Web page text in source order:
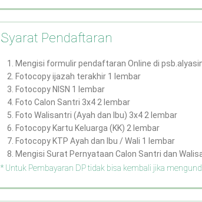
Syarat Pendaftaran
Mengisi formulir pendaftaran Online di
Fotocopy ijazah terakhir 1 lembar
Fotocopy NISN 1 lembar
Foto Calon Santri 3x4 2 lembar
Foto Walisantri (Ayah dan Ibu) 3x4 2 lembar
Fotocopy Kartu Keluarga (KK) 2 lembar
Fotocopy KTP Ayah dan Ibu / Wali 1 lembar
Mengisi Surat Pernyataan Calon Santri dan
* Untuk Pembayaran DP tidak bisa kembali jika